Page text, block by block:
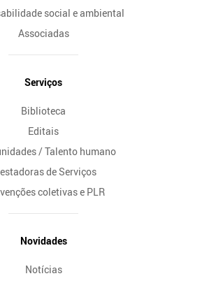
social e ambiental
Associadas
Serviços
Biblioteca
Editais
/ Talento humano
de Serviços
coletivas e PLR
Novidades
Notícias